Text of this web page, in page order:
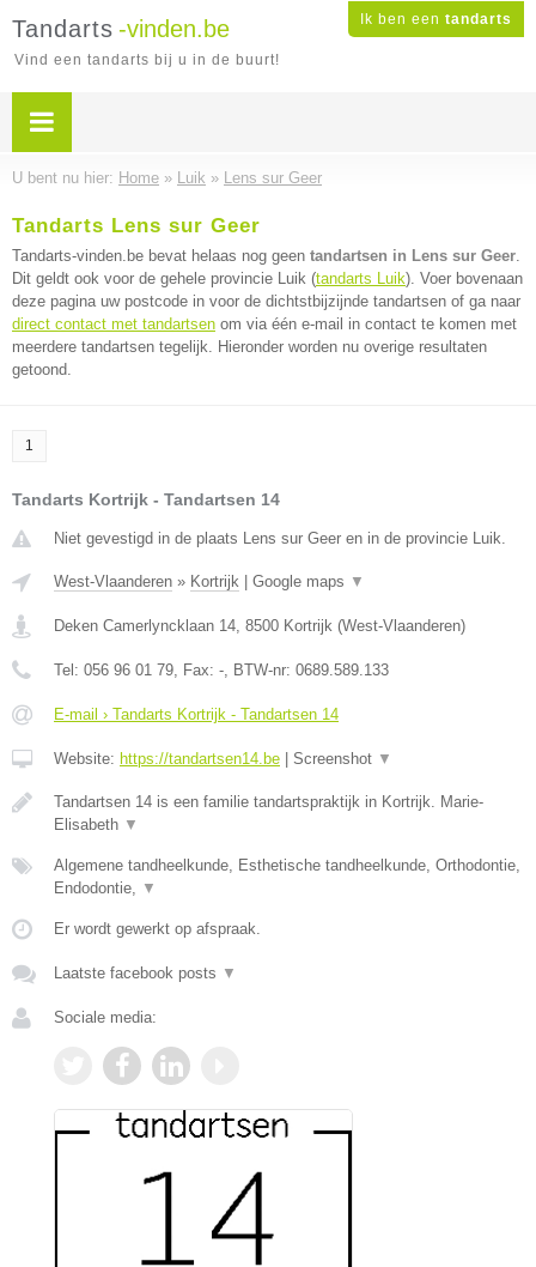
Ik ben een tandarts
Tandarts -vinden.be
Vind een tandarts bij u in de buurt!
U bent nu hier: Home » Luik » Lens sur Geer
Tandarts Lens sur Geer
Tandarts-vinden.be bevat helaas nog geen tandartsen in Lens sur Geer.
Dit geldt ook voor de gehele provincie Luik (tandarts Luik). Voer bovenaan
deze pagina uw postcode in voor de dichtstbijzijnde tandartsen of ga naar
direct contact met tandartsen om via één e-mail in contact te komen met
meerdere tandartsen tegelijk. Hieronder worden nu overige resultaten
getoond.
1
Tandarts Kortrijk - Tandartsen 14
Niet gevestigd in de plaats Lens sur Geer en in de provincie Luik.
West-Vlaanderen » Kortrijk Google maps ▼
Deken Camerlyncklaan 14, 8500 Kortrijk (West-Vlaanderen)
Tel: 056 96 01 79, Fax: -, BTW-nr: 0689.589.133
E-mail › Tandarts Kortrijk - Tandartsen 14
Website: https://tandartsen14.be Screenshot ▼
Tandartsen 14 is een familie tandartspraktijk in Kortrijk. Marie-
Elisabeth ▼
Algemene tandheelkunde, Esthetische tandheelkunde, Orthodontie,
Endodontie, ▼
Er wordt gewerkt op afspraak.
Laatste facebook posts ▼
Sociale media: